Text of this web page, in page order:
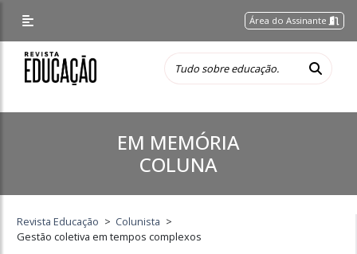
Área do Assinante
EM MEMÓRIA
COLUNA
Revista Educação > Colunista >
Gestão coletiva em tempos complexos